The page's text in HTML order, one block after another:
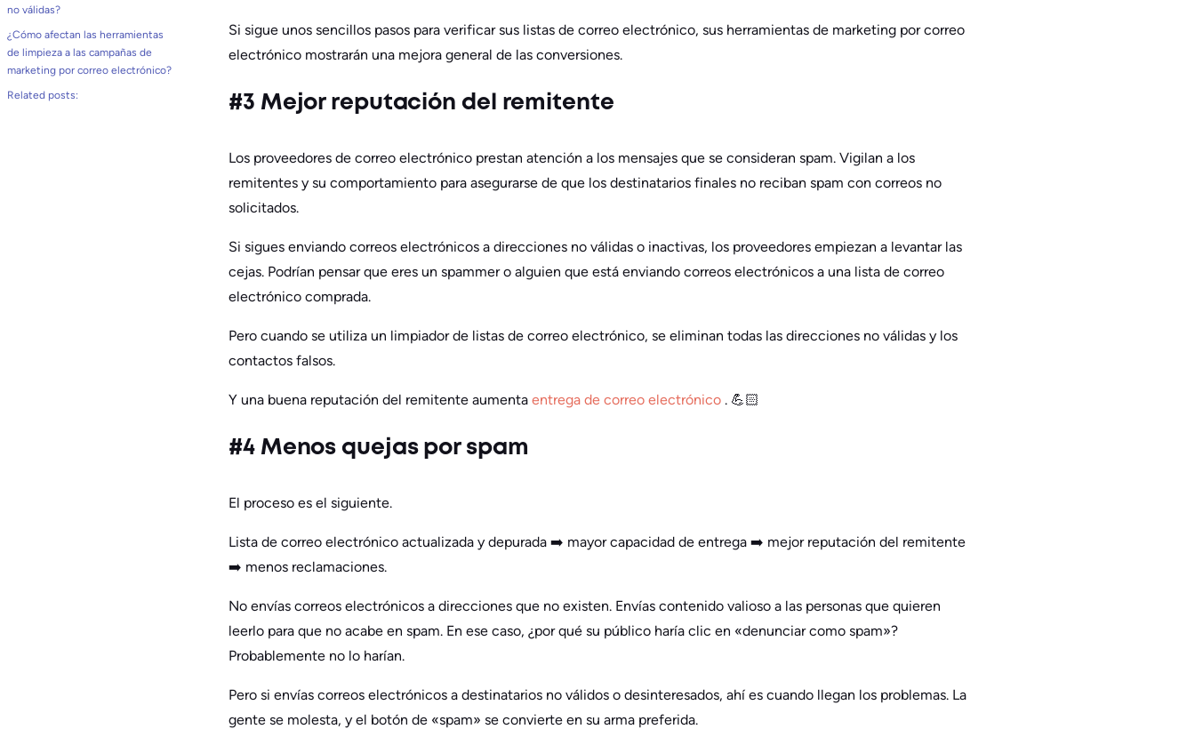
no válidas?
¿Cómo afectan las herramientas
de limpieza a las campañas de
marketing por correo electrónico?
Related posts:
Si sigue unos sencillos pasos para verificar sus listas de correo electrónico, sus herramientas de marketing por correo
electrónico mostrarán una mejora general de las conversiones.
#3 Mejor reputación del remitente
Los proveedores de correo electrónico prestan atención a los mensajes que se consideran spam. Vigilan a los
remitentes y su comportamiento para asegurarse de que los destinatarios finales no reciban spam con correos no
solicitados.
Si sigues enviando correos electrónicos a direcciones no válidas o inactivas, los proveedores empiezan a levantar las
cejas. Podrían pensar que eres un spammer o alguien que está enviando correos electrónicos a una lista de correo
electrónico comprada.
Pero cuando se utiliza un limpiador de listas de correo electrónico, se eliminan todas las direcciones no válidas y los
contactos falsos.
Y una buena reputación del remitente aumenta entrega de correo electrónico . 💪🏻
#4 Menos quejas por spam
El proceso es el siguiente.
Lista de correo electrónico actualizada y depurada ➡️ mayor capacidad de entrega ➡️ mejor reputación del remitente
➡️ menos reclamaciones.
No envías correos electrónicos a direcciones que no existen. Envías contenido valioso a las personas que quieren
leerlo para que no acabe en spam. En ese caso, ¿por qué su público haría clic en «denunciar como spam»?
Probablemente no lo harían.
Pero si envías correos electrónicos a destinatarios no válidos o desinteresados, ahí es cuando llegan los problemas. La
gente se molesta, y el botón de «spam» se convierte en su arma preferida.